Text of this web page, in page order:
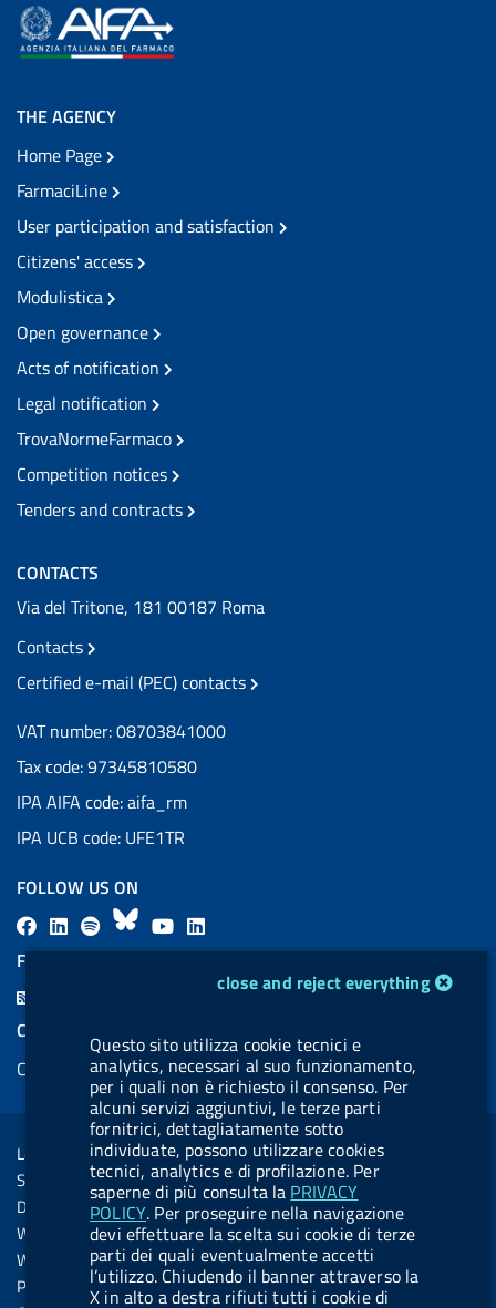
cookie management moduleclose and reject everything
Questo sito utilizza cookie tecnici e
analytics, necessari al suo funzionamento,
per i quali non è richiesto il consenso. Per
alcuni servizi aggiuntivi, le terze parti
fornitrici, dettagliatamente sotto
individuate, possono utilizzare cookies
tecnici, analytics e di profilazione. Per
saperne di più consulta la PRIVACY
POLICY. Per proseguire nella navigazione
devi effettuare la scelta sui cookie di terze
parti dei quali eventualmente accetti
l’utilizzo. Chiudendo il banner attraverso la
X in alto a destra rifiuti tutti i cookie di
THE AGENCY
Home Page
FarmaciLine
User participation and satisfaction
Citizens' access
Modulistica
Open governance
Acts of notification
Legal notification
TrovaNormeFarmaco
Competition notices
Tenders and contracts
CONTACTS
Via del Tritone, 181 00187 Roma
Contacts
Certified e-mail (PEC) contacts
VAT number: 08703841000
Tax code: 97345810580
IPA AIFA code: aifa_rm
IPA UCB code: UFE1TR
FOLLOW US ON
F
a
L
i
a
l
.
b
u
t
t
o
n
.
B
l
s
k
y
Y
o
u
b
e
i
e
d
i
n
FEED RSS
COOKIES
Cookie management
Sezione Link Utili
Legal notice
Social Media Policy
Dichiarazione di accessibilità
Web accessibility
Website statistics
Privacy